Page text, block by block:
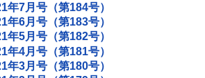
年7月号（第184号）
年6月号（第183号）
年5月号（第182号）
年4月号（第181号）
年3月号（第180号）